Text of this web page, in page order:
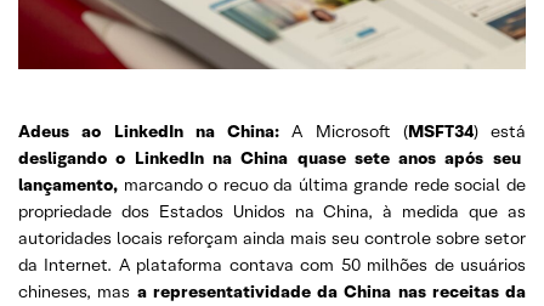
Adeus ao LinkedIn na China:A Microsoft (MSFT34) está
desligando o LinkedIn na China quase sete anos após seu
lançamento, marcando o recuo da última grande rede social de
propriedade dos Estados Unidos na China, à medida que as
autoridades locais reforçam ainda mais seu controle sobre setor
da Internet. A plataforma contava com 50 milhões de usuários
chineses, mas a representatividade da China nas receitas da